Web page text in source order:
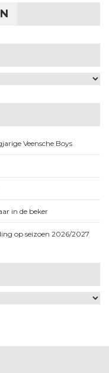
Veensche Boys
in de beker
op seizoen 2026/2027